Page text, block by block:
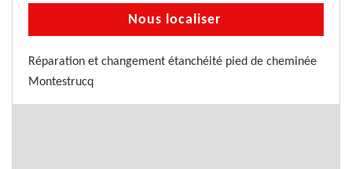
Nous localiser
Réparation et changement étanchéité pied de cheminée
Montestrucq